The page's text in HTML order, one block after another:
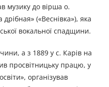
музику до вірша о.
(«Веснівка»), яка
вокальної спадщини.
а з 1889 у с. Карів на
просвітницьку працю, у
організував